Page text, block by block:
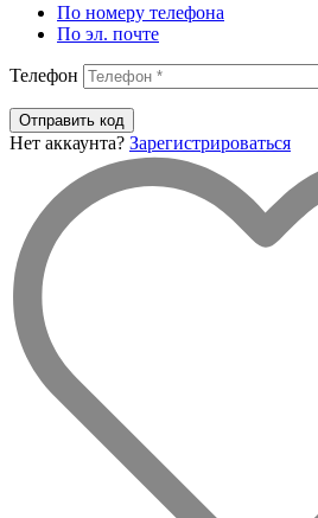
По номеру телефона
По эл. почте
Телефон
Отправить код
Нет аккаунта? Зарегистрироваться